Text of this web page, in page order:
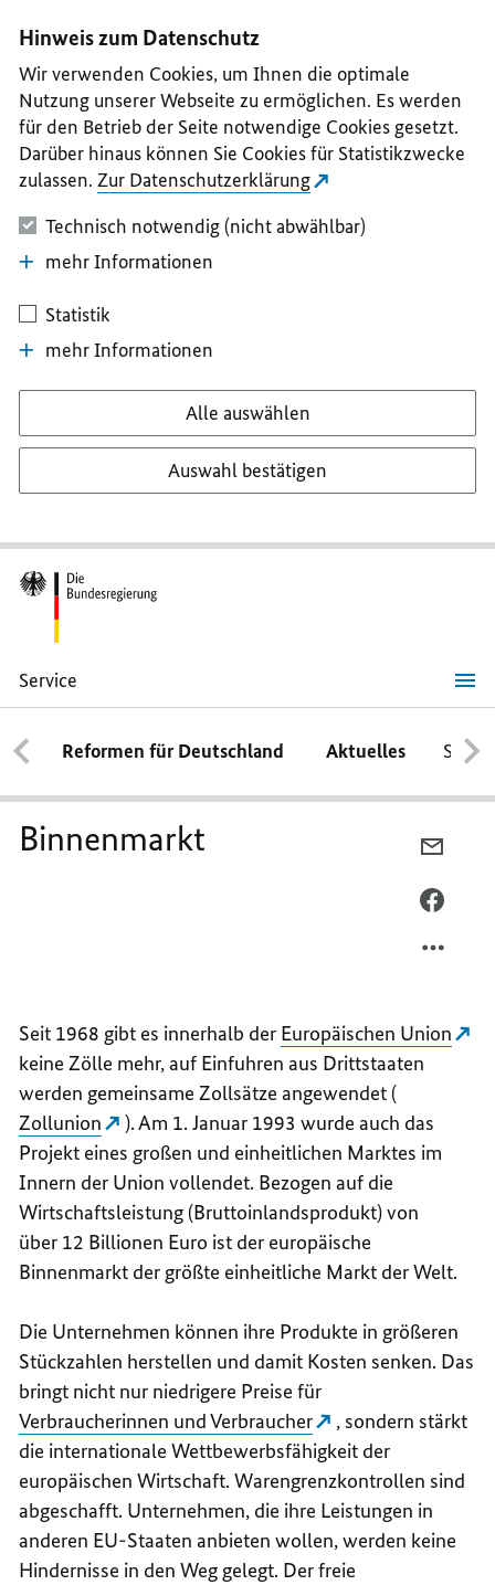
II
III
IV
V
Hinweis zum Datenschutz
Wir verwenden Cookies, um Ihnen die optimale
Nutzung unserer Webseite zu ermöglichen. Es werden
für den Betrieb der Seite notwendige Cookies gesetzt.
Darüber hinaus können Sie Cookies für Statistikzwecke
zulassen. Zur Datenschutzerklärung
Technisch notwendig (nicht abwählbar)
mehr Informationen
Statistik
mehr Informationen
Alle auswählen
Auswahl bestätigen
Service
Binnenmarkt
Reformen für Deutschland Aktuelles
Binnenmarkt
Seit 1968 gibt es innerhalb der Europäischen Union
keine Zölle mehr, auf Einfuhren aus Drittstaaten
werden gemeinsame Zollsätze angewendet (
Zollunion
). Am 1. Januar 1993 wurde auch das
Projekt eines großen und einheitlichen Marktes im
Innern der Union vollendet. Bezogen auf die
Wirtschaftsleistung (Bruttoinlandsprodukt) von
über 12 Billionen Euro ist der europäische
Binnenmarkt der größte einheitliche Markt der Welt.
Die Unternehmen können ihre Produkte in größeren
Stückzahlen herstellen und damit Kosten senken. Das
bringt nicht nur niedrigere Preise für
Verbraucherinnen und Verbraucher
, sondern stärkt
die internationale Wettbewerbsfähigkeit der
europäischen Wirtschaft. Warengrenzkontrollen sind
abgeschafft. Unternehmen, die ihre Leistungen in
anderen EU-Staaten anbieten wollen, werden keine
Hindernisse in den Weg gelegt. Der freie